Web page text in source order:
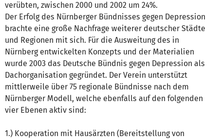
verübten, zwischen 2000 und 2002 um 24%.
Der Erfolg des Nürnberger Bündnisses gegen Depression
brachte eine große Nachfrage weiterer deutscher Städte
und Regionen mit sich. Für die Ausweitung des in
Nürnberg entwickelten Konzepts und der Materialien
wurde 2003 das Deutsche Bündnis gegen Depression als
Dachorganisation gegründet. Der Verein unterstützt
mittlerweile über 75 regionale Bündnisse nach dem
Nürnberger Modell, welche ebenfalls auf den folgenden
vier Ebenen aktiv sind:
1.) Kooperation mit Hausärzten (Bereitstellung von